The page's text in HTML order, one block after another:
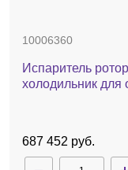
10006360
Испаритель
холодильник для
687 452 руб.